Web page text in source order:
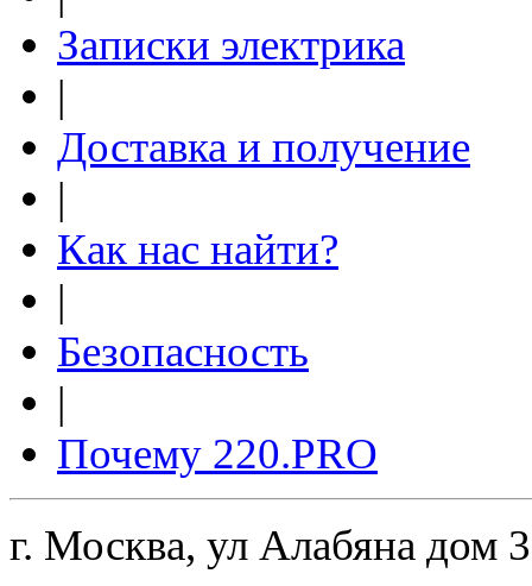
Записки электрика
|
Доставка и получение
|
Как нас найти?
|
Безопасность
|
Почему 220.PRO
г. Москва, ул Алабяна дом